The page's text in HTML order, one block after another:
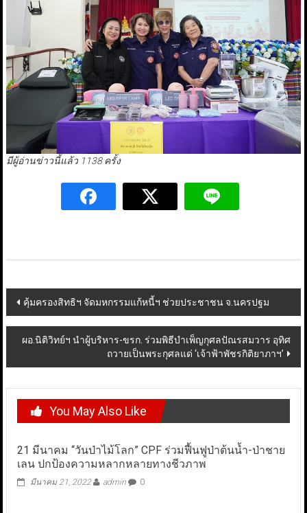
มีผู้อ่านข่าวนี้แล้ว 1138 ครั้ง
Post
navigation
คุ้มครองสิทธิฯ จัดมหกรรมแก้หนี้ฯ ช่วยประชาชน จ.นครปฐม
ผอ.นิติวิทย์ฯ นำผู้บริหาร-ขรก. ร่วมพิธีบำเพ็ญกุศลปัณรสมวาร อุทิศ
ถวายเป็นพระกุศลแด่ ‘เจ้าฟ้าพัชรกิติยาภาฯ’
You May Also Like
21 มีนาคม “วันป่าไม้โลก” CPF ร่วมฟื้นฟูป่าต้นน้ำ-ป่าชาย
เลน ปกป้องความหลากหลายทางชีวภาพ
มีนาคม 21, 2022 admin 0